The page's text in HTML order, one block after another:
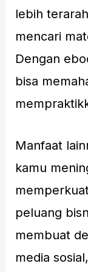
lebih
mencari
Dengan
bisa
Manfaat
kamu
peluang
membuat
media